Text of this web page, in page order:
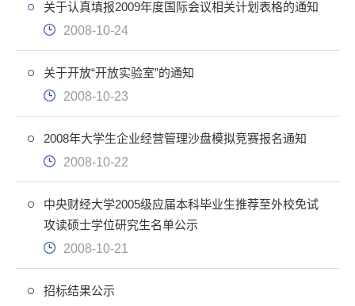
关于认真填报2009年度国际会议相关计划表格的通知
2008-10-24
关于开放“开放实验室”的通知
2008-10-23
2008年大学生企业经营管理沙盘模拟竞赛报名通知
2008-10-22
中央财经大学2005级应届本科毕业生推荐至外校免试
攻读硕士学位研究生名单公示
2008-10-21
招标结果公示